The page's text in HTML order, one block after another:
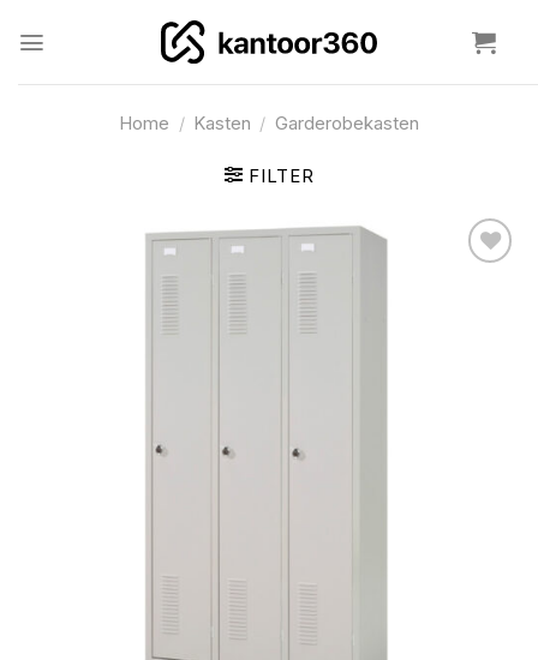
naar
inhoud
Home / Kasten / Garderobekasten
FILTER